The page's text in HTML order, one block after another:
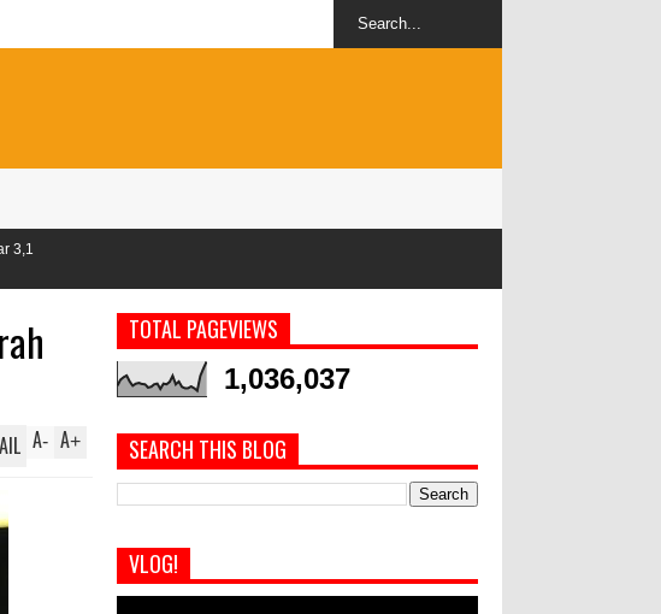
A+
A-
TOTAL PAGEVIEWS
1,036,037
SEARCH THIS BLOG
VLOG!